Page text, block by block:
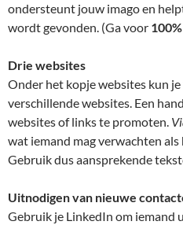
ondersteunt jouw imago en
wordt gevonden. (Ga voor 100%
Drie websites
Onder het kopje websites kun
verschillende websites. Een
websites of links te promoten.
wat iemand mag verwachten
Gebruik dus aansprekende
Uitnodigen van nieuwe
Gebruik je LinkedIn om iemand